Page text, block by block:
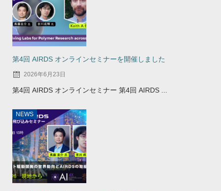
第4回 AIRDS オンラインセミナーを開催しました
2026年6月23日
第4回 AIRDS オンラインセミナー 第4回 AIRDS ...
NEWS